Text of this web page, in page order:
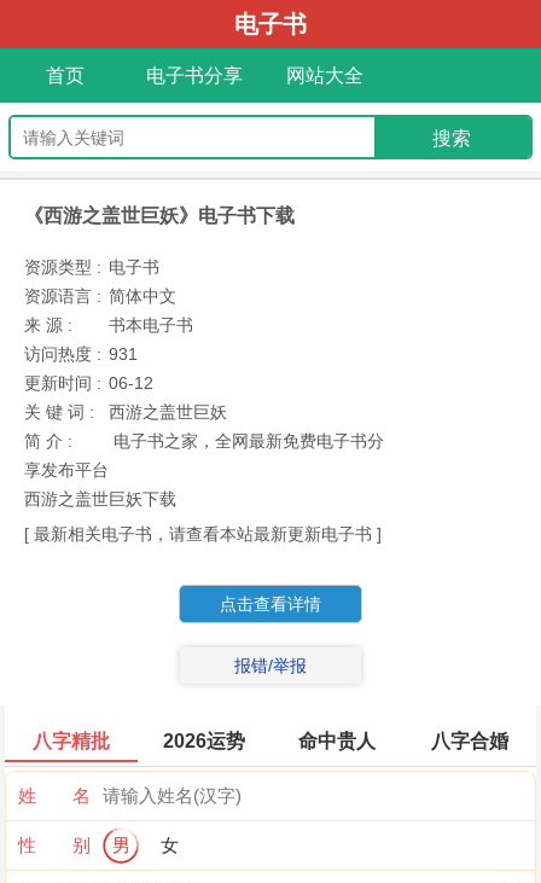
电子书
首页 电子书分享 网站大全
《西游之盖世巨妖》电子书下载
资源类型 : 电子书
资源语言 : 简体中文
来 源 :
书本电子书
访问热度 : 931
更新时间 : 06-12
关 键 词 :
西游之盖世巨妖
简 介 :
电子书之家，全网最新免费电子书分
享发布平台
西游之盖世巨妖下载
[ 最新相关电子书，请查看本站最新更新电子书 ]
点击查看详情
报错/举报
八字精批 2026运势 命中贵人 八字合婚
姓 名
性 别 男 女